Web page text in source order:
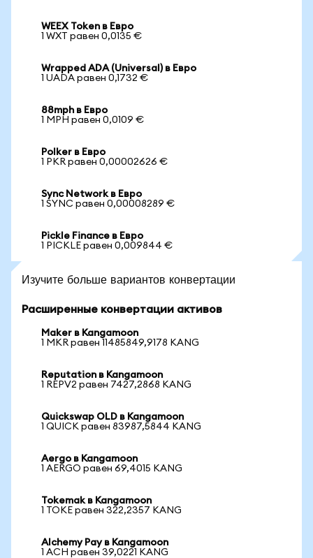
WEEX Token в Евро
1 WXT равен 0,0135 €
Wrapped ADA (Universal) в Евро
1 UADA равен 0,1732 €
88mph в Евро
1 MPH равен 0,0109 €
Polker в Евро
1 PKR равен 0,00002626 €
Sync Network в Евро
1 SYNC равен 0,00008289 €
Pickle Finance в Евро
1 PICKLE равен 0,009844 €
Изучите больше вариантов конвертации
Расширенные конвертации активов
Maker в Kangamoon
1 MKR равен 11485849,9178 KANG
Reputation в Kangamoon
1 REPV2 равен 7427,2868 KANG
Quickswap OLD в Kangamoon
1 QUICK равен 83987,5844 KANG
Aergo в Kangamoon
1 AERGO равен 69,4015 KANG
Tokemak в Kangamoon
1 TOKE равен 322,2357 KANG
Alchemy Pay в Kangamoon
1 ACH равен 39,0221 KANG